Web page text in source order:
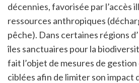
décennies, favorisée par l’accès
ressources anthropiques
pêche). Dans certaines régions
îles sanctuaires pour la
fait l’objet de mesures de
ciblées afin de limiter son impact